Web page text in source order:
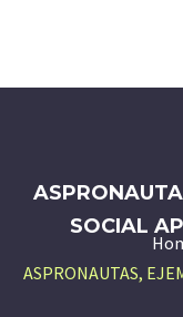
SOCIAL
ASPRONAUTAS,